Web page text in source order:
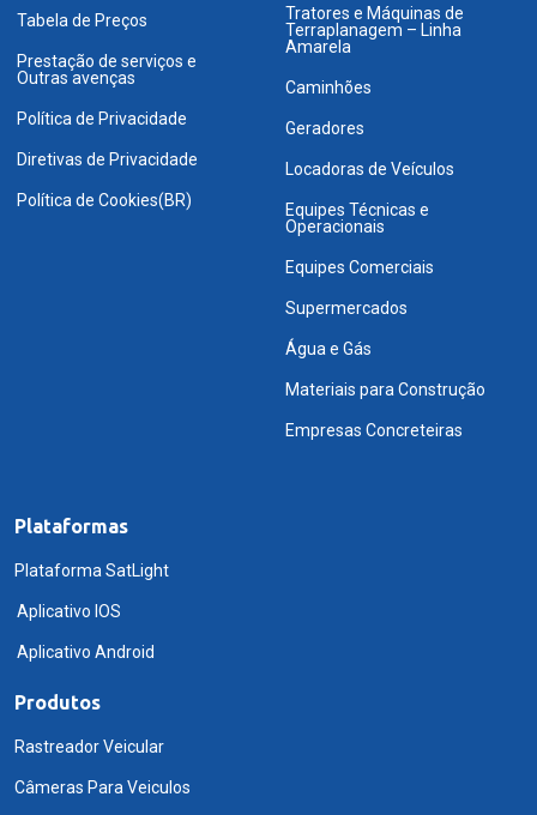
Tabela de Preços
Prestação de serviços e
Outras avenças
Política de Privacidade
Diretivas de Privacidade
Política de Cookies(BR)
Tratores e Máquinas de
Terraplanagem – Linha
Amarela
Caminhões
Geradores
Locadoras de Veículos
Equipes Técnicas e
Operacionais
Equipes Comerciais
Supermercados
Água e Gás
Materiais para Construção
Empresas Concreteiras
Plataformas
Plataforma SatLight
Aplicativo IOS
Aplicativo Android
Produtos
Rastreador Veicular
Câmeras Para Veiculos